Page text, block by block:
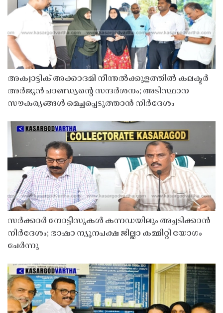
അക്വാട്ടിക് അക്കാദമി നീന്തൽക്കുളത്തിൽ കലക്ടർ
അർജുൻ പാണ്ഡ്യൻ്റെ സന്ദർശനം; അടിസ്ഥാന
സൗകര്യങ്ങൾ മെച്ചപ്പെടുത്താൻ നിർദേശം
സർക്കാർ നോട്ടീസുകൾ കന്നഡയിലും അച്ചടിക്കാൻ
നിർദേശം; ഭാഷാ ന്യൂനപക്ഷ ജില്ലാ കമ്മിറ്റി യോഗം
ചേർന്നു